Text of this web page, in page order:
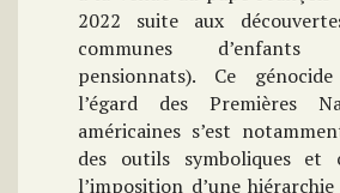
2022 suite aux
communes
pensionnats). Ce
l’égard des Premières
américaines s’est
des outils symboliques et
l’imposition d’une